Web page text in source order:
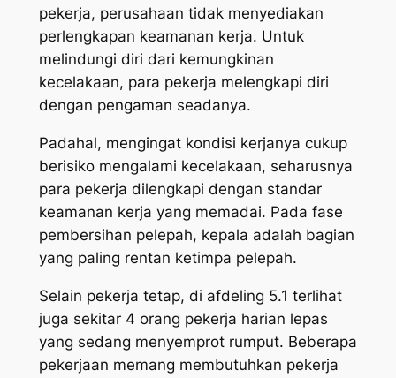
pekerja, perusahaan tidak menyediakan
perlengkapan keamanan kerja. Untuk
melindungi diri dari kemungkinan
kecelakaan, para pekerja melengkapi diri
dengan pengaman seadanya.
Padahal, mengingat kondisi kerjanya cukup
berisiko mengalami kecelakaan, seharusnya
para pekerja dilengkapi dengan standar
keamanan kerja yang memadai. Pada fase
pembersihan pelepah, kepala adalah bagian
yang paling rentan ketimpa pelepah.
Selain pekerja tetap, di afdeling 5.1 terlihat
juga sekitar 4 orang pekerja harian lepas
yang sedang menyemprot rumput. Beberapa
pekerjaan memang membutuhkan pekerja